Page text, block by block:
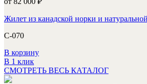
Жилет из канадской норки и
С-070
В корзину
В 1 клик
СМОТРЕТЬ ВЕСЬ КАТАЛОГ